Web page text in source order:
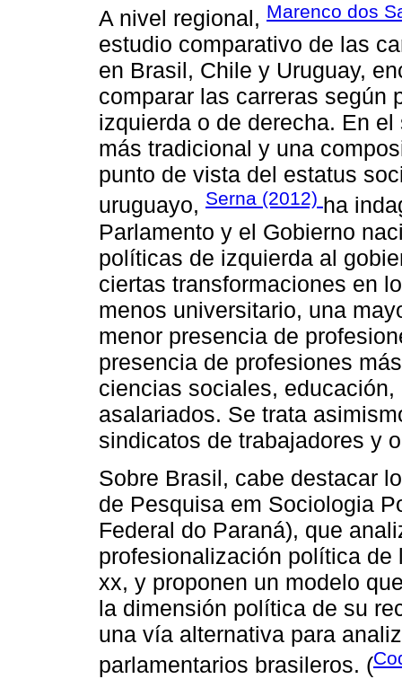
A nivel regional, Marenco dos
estudio comparativo de las
en Brasil, Chile y Uruguay,
comparar las carreras según
izquierda o de derecha. En
más tradicional y una
punto de vista del estatus
uruguayo, Serna (2012) ha
Parlamento y el Gobierno
políticas de izquierda al
ciertas transformaciones en
menos universitario, una
menor presencia de
presencia de profesiones
ciencias sociales,
asalariados. Se trata
sindicatos de trabajadores y
Sobre Brasil, cabe destacar
de Pesquisa em Sociologia
Federal do Paraná), que
profesionalización política
xx, y proponen un modelo
la dimensión política de su
una vía alternativa para
parlamentarios brasileros. (